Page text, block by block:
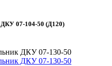
07-104-50 (Д120)
ДКУ 07-130-50
ДКУ 07-130-50